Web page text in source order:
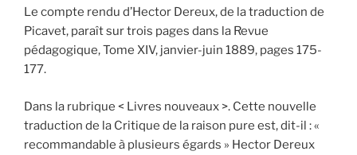
Le compte rendu d’Hector Dereux, de la traduction de
Picavet, paraît sur trois pages dans la Revue
pédagogique, Tome XIV, janvier-juin 1889, pages 175-
177.
Dans la rubrique < Livres nouveaux >. Cette nouvelle
traduction de la Critique de la raison pure est, dit-il : «
recommandable à plusieurs égards » Hector Dereux